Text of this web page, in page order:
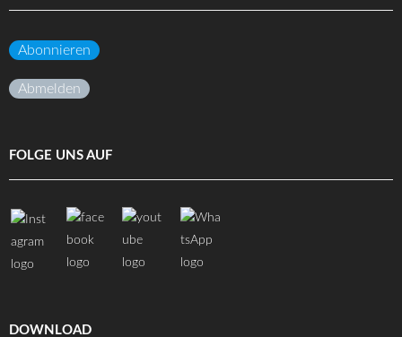
Abonnieren
Abmelden
FOLGE UNS AUF
DOWNLOAD